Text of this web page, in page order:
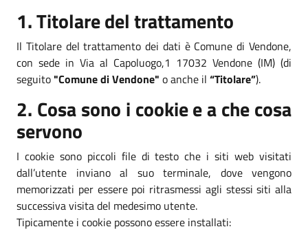
1. Titolare del trattamento
Il Titolare del trattamento dei dati è Comune di Vendone,
con sede in Via al Capoluogo,1 17032 Vendone (IM) (di
seguito"Comune di Vendone" o anche il “Titolare”).
2. Cosa sono i cookie e a che cosa
servono
I cookie sono piccoli file di testo che i siti web visitati
dall’utente inviano al suo terminale, dove vengono
memorizzati per essere poi ritrasmessi agli stessi siti alla
successiva visita del medesimo utente.
Tipicamente i cookie possono essere installati: